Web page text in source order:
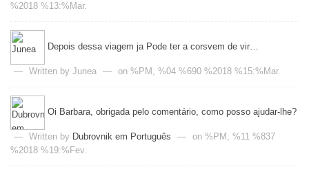
%2018 %13:%Mar.
Depois dessa viagem ja Pode ter a corsvem de vir…
— Written by Junea — on %PM, %04 %690 %2018 %15:%Mar.
Oi Barbara, obrigada pelo comentário, como posso ajudar-lhe?
— Written by Dubrovnik em Português — on %PM, %11 %837
%2018 %19:%Fev.